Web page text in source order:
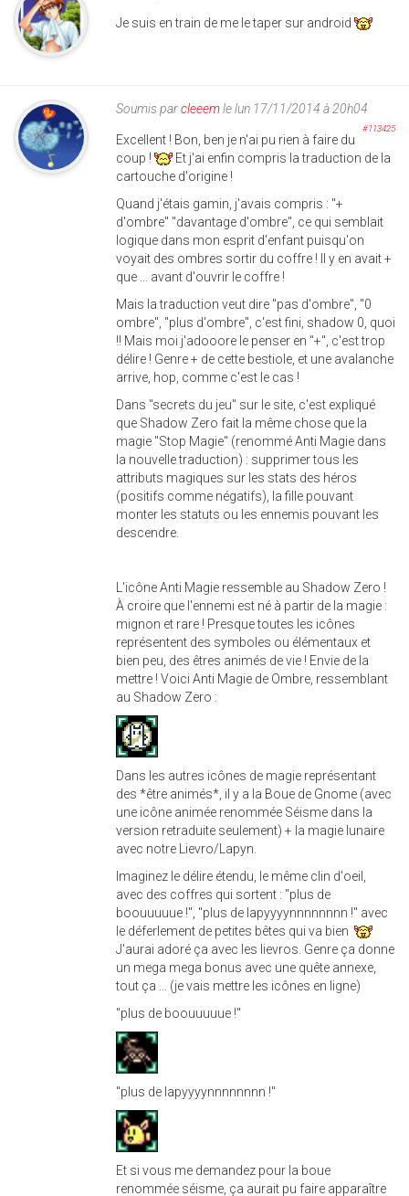
Je suis en train de me le taper sur android
Soumis parcleeemle lun 17/11/2014 à 20h04
#113425
Excellent ! Bon, ben je n'ai pu rien à faire du
coup !
Et j'ai enfin compris la traduction de la
cartouche d'origine !
Quand j'étais gamin, j'avais compris : "+
d'ombre" "davantage d'ombre", ce qui semblait
logique dans mon esprit d'enfant puisqu'on
voyait des ombres sortir du coffre ! Il y en avait +
que ... avant d'ouvrir le coffre !
Mais la traduction veut dire "pas d'ombre", "0
ombre", "plus d'ombre", c'est fini, shadow 0, quoi
!! Mais moi j'adooore le penser en "+", c'est trop
délire ! Genre + de cette bestiole, et une avalanche
arrive, hop, comme c'est le cas !
Dans "secrets du jeu" sur le site, c'est expliqué
que Shadow Zero fait la même chose que la
magie "Stop Magie" (renommé Anti Magie dans
la nouvelle traduction) : supprimer tous les
attributs magiques sur les stats des héros
(positifs comme négatifs), la fille pouvant
monter les statuts ou les ennemis pouvant les
descendre.
L'icône Anti Magie ressemble au Shadow Zero !
À croire que l'ennemi est né à partir de la magie :
mignon et rare ! Presque toutes les icônes
représentent des symboles ou élémentaux et
bien peu, des êtres animés de vie ! Envie de la
mettre ! Voici Anti Magie de Ombre, ressemblant
au Shadow Zero :
Dans les autres icônes de magie représentant
des *être animés*, il y a la Boue de Gnome (avec
une icône animée renommée Séisme dans la
version retraduite seulement) + la magie lunaire
avec notre Lievro/Lapyn.
Imaginez le délire étendu, le même clin d'oeil,
avec des coffres qui sortent : "plus de
boouuuuue !", "plus de lapyyyynnnnnnnn !" avec
le déferlement de petites bêtes qui va bien
J'aurai adoré ça avec les lievros. Genre ça donne
un mega mega bonus avec une quête annexe,
tout ça ... (je vais mettre les icônes en ligne)
"plus de boouuuuue !"
"plus de lapyyyynnnnnnnn !"
Et si vous me demandez pour la boue
renommée séisme, ça aurait pu faire apparaître